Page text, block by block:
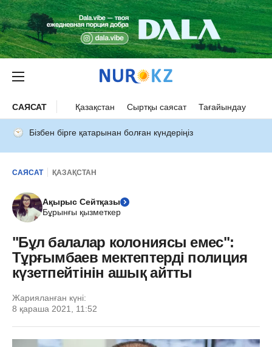
САЯСАТ Қазақстан Сыртқы саясат Тағайындау
Бізбен бірге қатарынан болған күндеріңіз
САЯСАТ ҚАЗАҚСТАН
Ақырыс Сейтқазы
Бұрынғы қызметкер
"Бұл балалар колониясы емес":
Тұрғымбаев мектептерді полиция
күзетпейтінін ашық айтты
Жарияланған күні:
8 қараша 2021, 11:52